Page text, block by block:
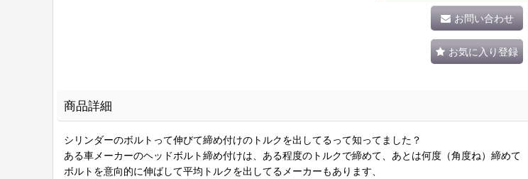
お問い合わせ
お気に入り登録
商品詳細
シリンダーのボルトって伸びて締め付けのトルクを出してるって知ってました？
ある車メーカーのヘッドボルト締め付けは、ある程度のトルクで締めて、あとは何度（角度ね）締めて
ボルトを意向的に伸ばして平均トルクを出してるメーカーもあります、